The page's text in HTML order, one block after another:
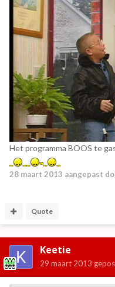
Het programma BOOS te
28 maart 2013 aangepast
Quote
Keetie
29 maart 2013